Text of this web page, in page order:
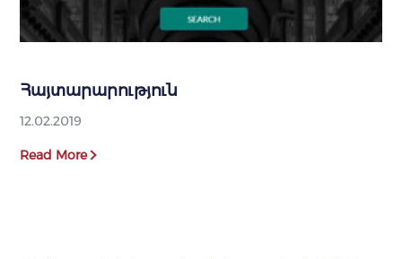
Հայտարարություն
12.02.2019
Read More